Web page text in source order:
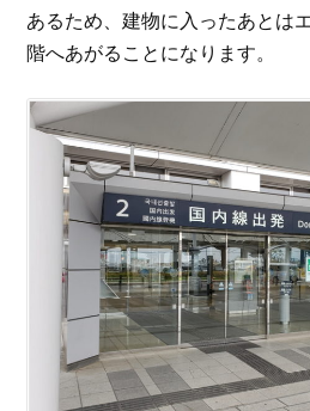
あるため、建物に入ったあとは
階へあがることになります。